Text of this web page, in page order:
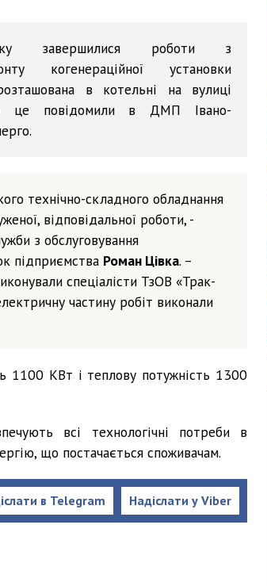
завершилися роботи з
когенераційної установки
в котельні на вулиці
це повідомили в ДМП Івано-
технічно-складного обладнання
відповідальної роботи, -
з обслуговування
підприємства Роман Цівка. –
спеціалісти ТзОВ «Трак-
частину робіт виконали
1100 КВт і теплову потужність 1300
всі технологічні потреби в
що постачається споживачам.
Надіслати у Viber
в Telegram